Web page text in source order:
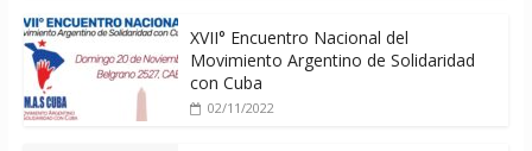
XVII° Encuentro Nacional del
Movimiento Argentino de Solidaridad
con Cuba
02/11/2022